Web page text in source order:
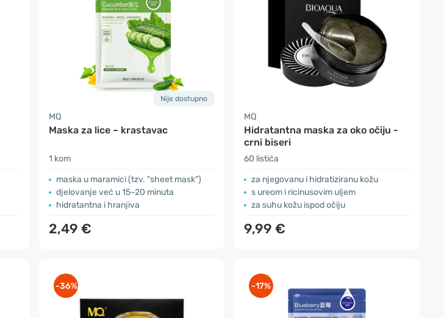
Nije dostupno
MQ
Maska za lice – krastavac
1 kom
maska u maramici (tzv. "sheet mask")
djelovanje već u 15–20 minuta
hidratantna i hranjiva
2,49 €
MQ
Hidratantna maska za oko očiju -
crni biseri
60 listića
za njegovanu i hidratiziranu kožu
s ureom i ricinusovim uljem
za suhu kožu ispod očiju
9,99 €
-36% -17%